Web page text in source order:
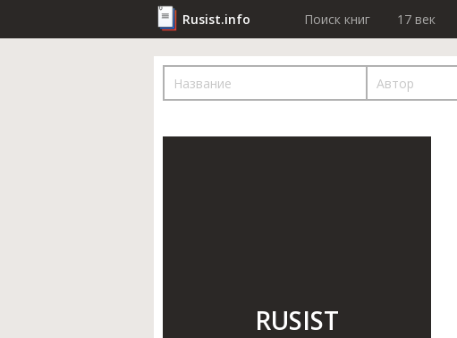
Rusist.info Поиск книг 17 век
RUSIST